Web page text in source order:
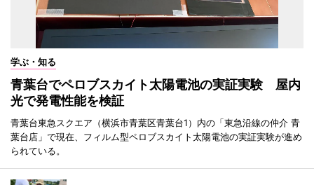
学ぶ・知る
青葉台でペロブスカイト太陽電池の実証実験 屋内
光で発電性能を検証
青葉台東急スクエア（横浜市青葉区青葉台1）内の「東急沿線の仲介 青
葉台店」で現在、フィルム型ペロブスカイト太陽電池の実証実験が進め
られている。